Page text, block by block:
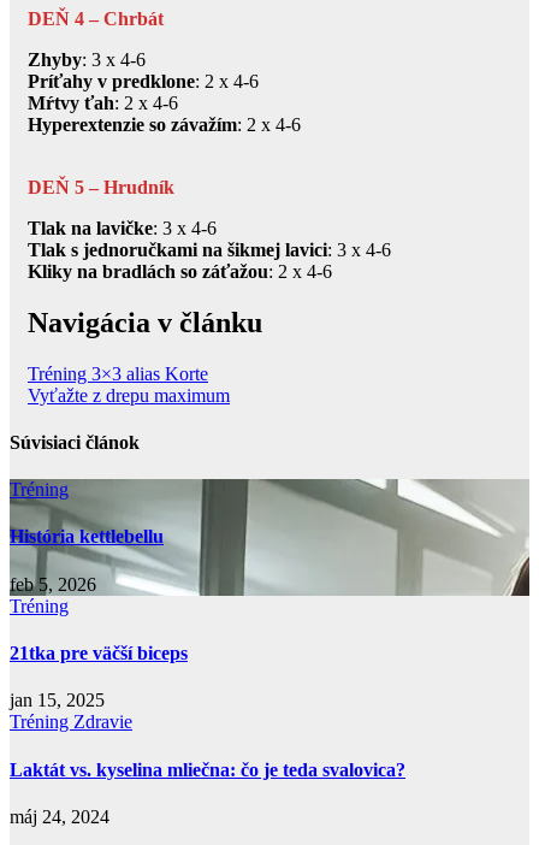
DEŇ 4 – Chrbát
Zhyby: 3 x 4-6
Príťahy v predklone: 2 x 4-6
Mŕtvy ťah: 2 x 4-6
Hyperextenzie so závažím: 2 x 4-6
DEŇ 5 – Hrudník
Tlak na lavičke: 3 x 4-6
Tlak s jednoručkami na šikmej lavici: 3 x 4-6
Kliky na bradlách so záťažou: 2 x 4-6
Navigácia v článku
Tréning 3×3 alias Korte
Vyťažte z drepu maximum
Súvisiaci článok
Tréning
História kettlebellu
feb 5, 2026
Tréning
21tka pre väčší biceps
jan 15, 2025
Tréning Zdravie
Laktát vs. kyselina mliečna: čo je teda svalovica?
máj 24, 2024